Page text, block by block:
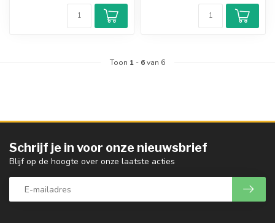
Toon 1 - 6van 6
Schrijf je in voor onze nieuwsbrief
Blijf op de hoogte over onze laatste acties